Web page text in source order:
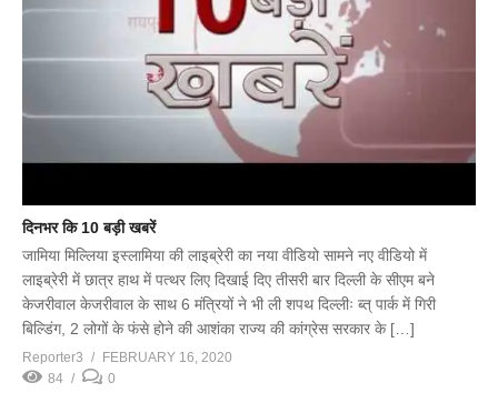
दिनभर कि 10 बड़ी खबरें
जामिया मिल्लिया इस्लामिया की लाइब्रेरी का नया वीडियो सामने नए वीडियो में
लाइब्रेरी में छात्र हाथ में पत्थर लिए दिखाई दिए तीसरी बार दिल्ली के सीएम बने
केजरीवाल केजरीवाल के साथ 6 मंत्रियों ने भी ली शपथ दिल्लीः ब्त् पार्क में गिरी
बिल्डिंग, 2 लोगों के फंसे होने की आशंका राज्य की कांग्रेस सरकार के […]
Reporter3
FEBRUARY 16, 2020
84
0